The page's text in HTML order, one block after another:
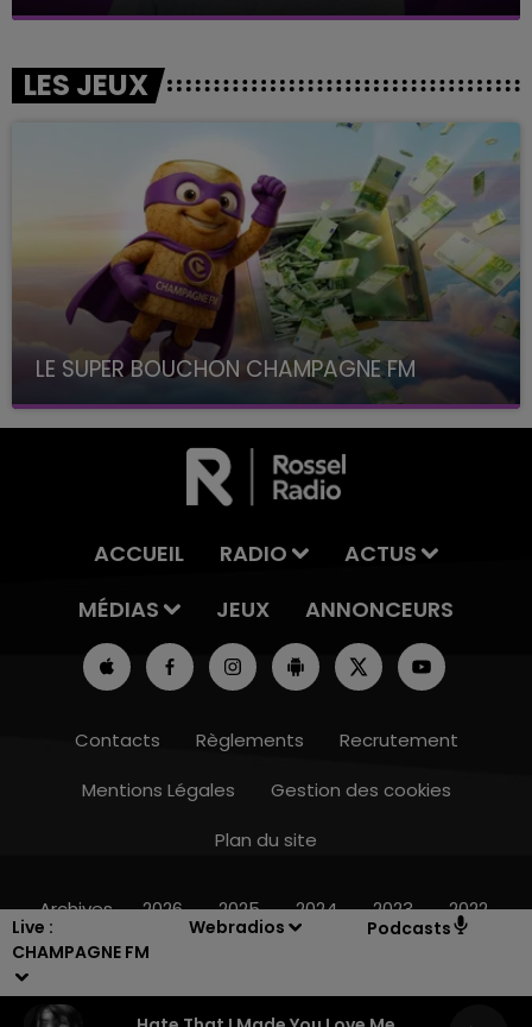
Live :
CHAMPAGNE FM
Webradios Podcasts
16h00 - 20h00
LES JEUX
LE SUPER BOUCHON CHAMPAGNE FM
avec La Famille Champagne FM, à 8H10
ACCUEIL RADIO
ACTUS
MÉDIAS
JEUX ANNONCEURS
Contacts Règlements
Recrutement
Mentions Légales
Gestion des cookies
Plan du site
Archives 2026 2025 2024 2023 2022